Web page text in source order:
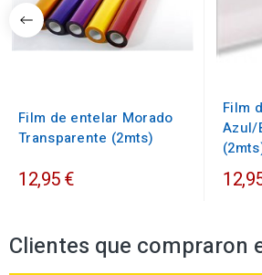
Film de entelar Morado
Transparente (2mts)
12,95 €
Film
Azul/
Clientes que compraron